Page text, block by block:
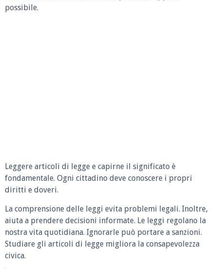
possibile.
Leggere articoli di legge e capirne il significato è
fondamentale. Ogni cittadino deve conoscere i propri
diritti e doveri.
La comprensione delle leggi evita problemi legali. Inoltre,
aiuta a prendere decisioni informate. Le leggi regolano la
nostra vita quotidiana. Ignorarle può portare a sanzioni.
Studiare gli articoli di legge migliora la consapevolezza
civica.